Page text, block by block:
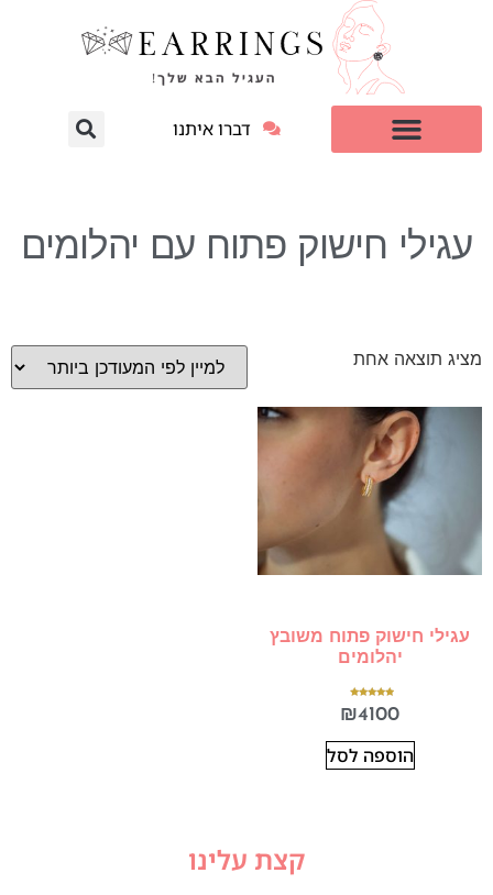
דברו איתנו
עגילי חישוק פתוח עם יהלומים
מציג תוצאה אחת
עגילי חישוק פתוח משובץ
יהלומים
5.00
מתוך 5
₪4100
הוספה לסל
קצת עלינו